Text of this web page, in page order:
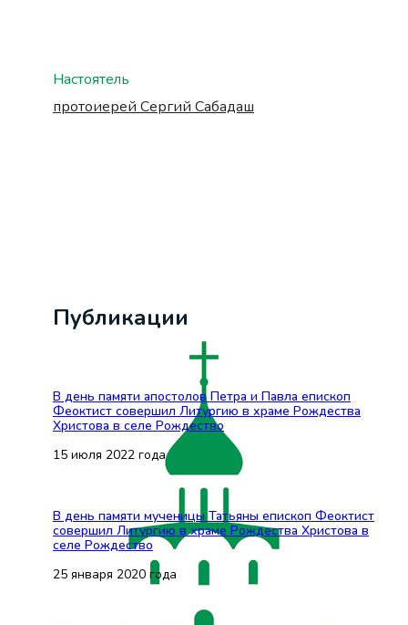
Настоятель
протоиерей Сергий Сабадаш
Публикации
В день памяти апостолов Петра и Павла епископ
Феоктист совершил Литургию в храме Рождества
Христова в селе Рождество
15 июля 2022 года
В день памяти мученицы Татьяны епископ Феоктист
совершил Литургию в храме Рождества Христова в
селе Рождество
25 января 2020 года